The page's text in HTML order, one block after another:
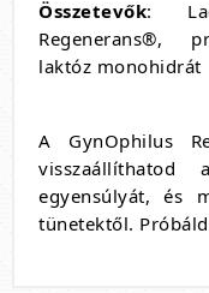
Összetevők:
Regenerans®,
laktóz monohidrát
A GynOphilus
egyensúlyát, és
tünetektől.